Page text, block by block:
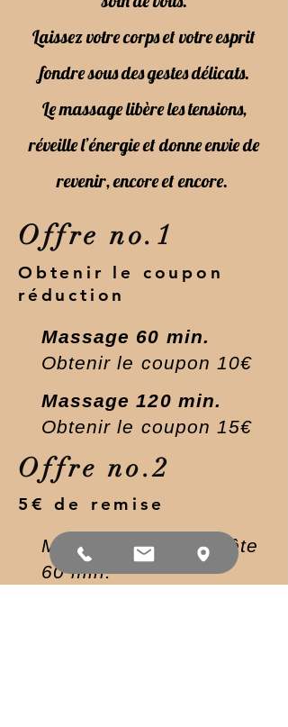
Laissez votre corps et votre esprit
fondre sous des gestes délicats.
Le massage libère les tensions,
réveille l’énergie et donne envie de
revenir, encore et encore.
Offre no. 1
Obtenir le coupon
réduction
Massage 60 min.
Obtenir le coupon 10€
Massage 120 min.
Obtenir le coupon 15€
Offre no.2
5€ de remise
Massage visage & tête
60 min.